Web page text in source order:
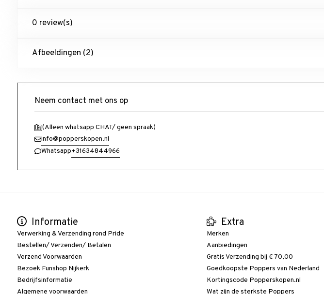
0 review(s)
Afbeeldingen (2)
Neem contact met ons op
(Alleen whatsapp CHAT/ geen spraak)
info@popperskopen.nl
Whatsapp+31634844966
Informatie
Verwerking & Verzending rond Pride
Bestellen/ Verzenden/ Betalen
Verzend Voorwaarden
Bezoek Funshop Nijkerk
Bedrijfsinformatie
Algemene voorwaarden
Extra
Merken
Aanbiedingen
Gratis Verzending bij € 70,00
Goedkoopste Poppers van Nederland
Kortingscode Popperskopen.nl
Wat zijn de sterkste Poppers